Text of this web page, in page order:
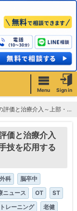
Menu Sign in
下部胸郭に呼吸理学療法手技を応用する～ 講師：加藤太郎先生
価と治療介入
技を応用する
科
脳卒中
ニュース OT
ST
トレーニング
老健